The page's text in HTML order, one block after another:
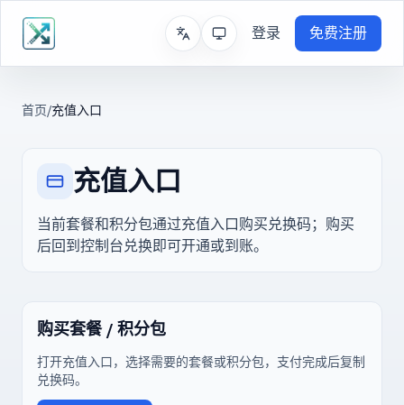
登录 免费注册
首页/充值入口
充值入口
当前套餐和积分包通过充值入口购买兑换码；购买
后回到控制台兑换即可开通或到账。
购买套餐 / 积分包
打开充值入口，选择需要的套餐或积分包，支付完成后复制
兑换码。